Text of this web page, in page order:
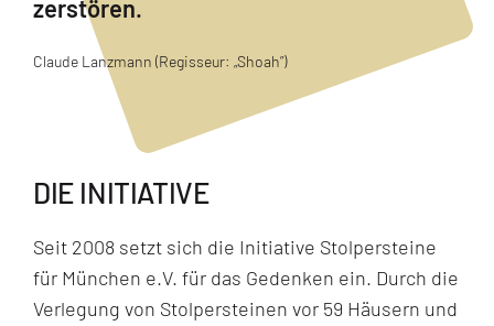
zerstören.
Claude Lanzmann (Regisseur: „Shoah”)
DIE INITIATIVE
Seit 2008 setzt sich die Initiative Stolpersteine
für München e.V. für das Gedenken ein. Durch die
Verlegung von Stolpersteinen vor 59 Häusern und